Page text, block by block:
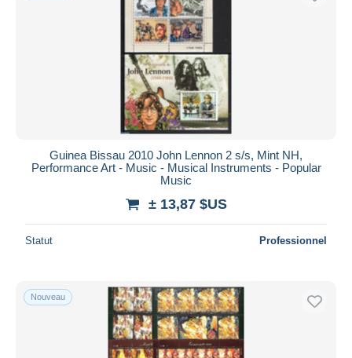
Guinea Bissau 2010 John Lennon 2 s/s, Mint NH,
Performance Art - Music - Musical Instruments - Popular
Music
± 13,87 $US
Statut Professionnel
Nouveau